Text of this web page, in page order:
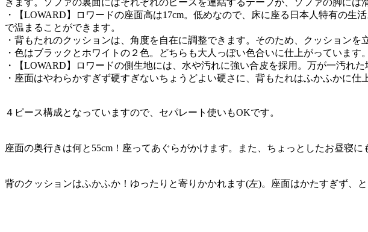
きます。ソファの裏面にはそれぞれのピースを連結するテープが、ソファの脚に
・【LOWARD】ロワードの座面高は17cm。低めなので、床に座る日本人特有の
で温まることができます。
・背もたれのクッションは、角度を自在に調整できます。そのため、クッション
・色はブラックとホワイトの２色。どちらも大人っぽい色合いに仕上がっています。
・【LOWARD】ロワードの側生地には、水や汚れに強い合皮を採用。万が一汚れ
・座面はやわらかすぎず硬すぎないちょうどよい硬さに、背もたれはふかふかに
４ピース構成となっていますので、セパレート使いもOKです。
座面の奥行きは何と55cm！座ってあぐらがかけます。また、ちょっとしたお昼寝に
背のクッションはふかふか！ゆったりと寄りかかれます(左)。座面はかたすぎず、